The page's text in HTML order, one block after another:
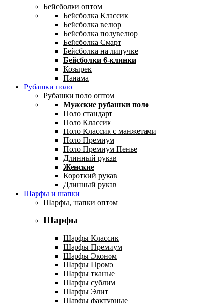
Бейсболки оптом
Бейсболка Классик
Бейсболка велюр
Бейсболка полувелюр
Бейсболка Смарт
Бейсболка на липучке
Бейсболки 6-клинки
Козырек
Панама
Рубашки поло
Рубашки поло оптом
Мужские рубашки поло
Поло стандарт
Поло Классик
Поло Классик с манжетами
Поло Премиум
Поло Премиум Пенье
Длинный рукав
Женские
Короткий рукав
Длинный рукав
Шарфы и шапки
Шарфы, шапки оптом
Шарфы
Шарфы Классик
Шарфы Премиум
Шарфы Эконом
Шарфы Промо
Шарфы тканые
Шарфы сублим
Шарфы Элит
Шарфы фактурные